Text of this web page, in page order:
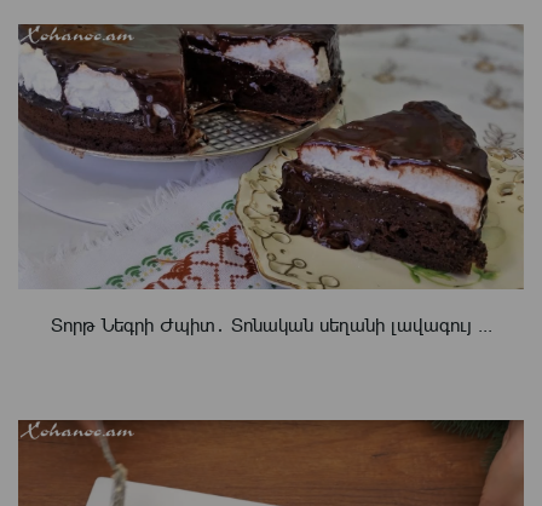
Տորթ Նեգրի Ժպիտ․ Տոնական սեղանի լավագույ ...